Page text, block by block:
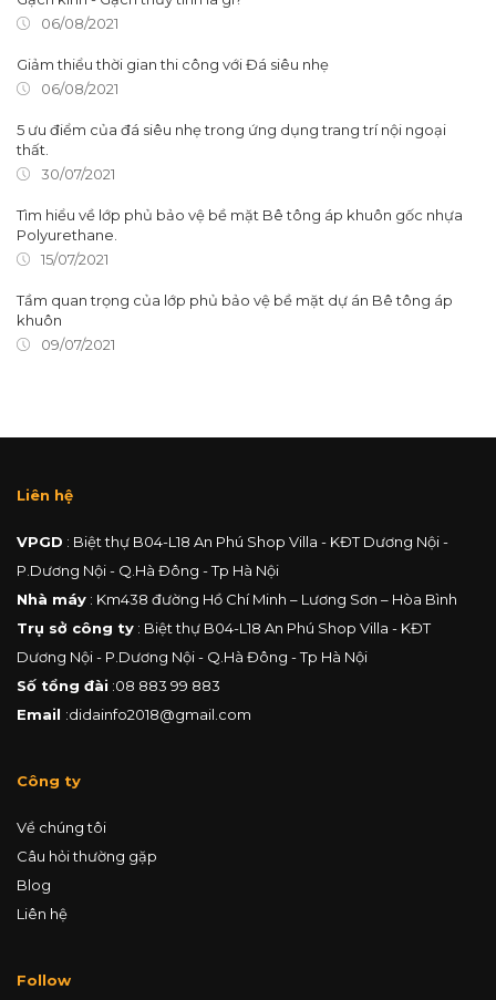
06/08/2021
Giảm thiểu thời gian thi công với Đá siêu nhẹ
06/08/2021
5 ưu điểm của đá siêu nhẹ trong ứng dụng trang trí nội ngoại
thất.
30/07/2021
Tìm hiểu về lớp phủ bảo vệ bề mặt Bê tông áp khuôn gốc nhựa
Polyurethane.
15/07/2021
Tầm quan trọng của lớp phủ bảo vệ bề mặt dự án Bê tông áp
khuôn
09/07/2021
Liên hệ
VPGD : Biệt thự B04-L18 An Phú Shop Villa - KĐT Dương Nội -
P.Dương Nội - Q.Hà Đông - Tp Hà Nội
Nhà máy : Km438 đường Hồ Chí Minh – Lương Sơn – Hòa Bình
Trụ sở công ty : Biệt thự B04-L18 An Phú Shop Villa - KĐT
Dương Nội - P.Dương Nội - Q.Hà Đông - Tp Hà Nội
Số tổng đài :08 883 99 883
Email :didainfo2018@gmail.com
Công ty
Về chúng tôi
Câu hỏi thường gặp
Blog
Liên hệ
Follow